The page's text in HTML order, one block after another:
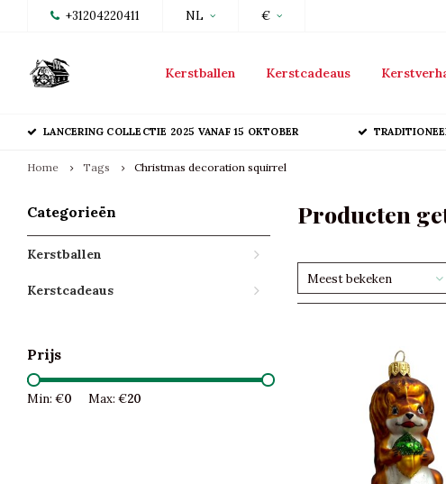
+31204220411 NL €
Kerstballen Kerstcadeaus
LANCERING COLLECTIE 2025 VANAF 15 OKTOBER
Home Tags Christmas decoration squirrel
Categorieën
Kerstballen
Kerstcadeaus
Prijs
Min: €0 Max: €20
Producten
Meest bekeken